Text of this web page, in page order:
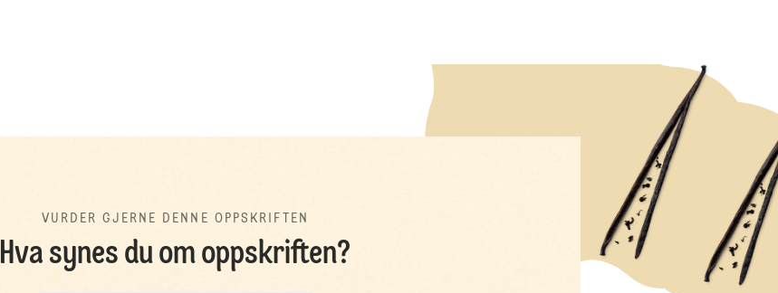
VURDER GJERNE DENNE OPPSKRIFTEN
Hva synes du om oppskriften?